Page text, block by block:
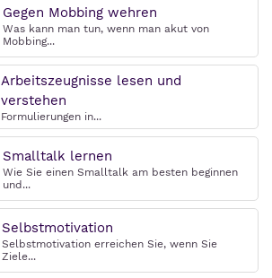
Gegen Mobbing wehren
Was kann man tun, wenn man akut von
Mobbing...
Arbeitszeugnisse lesen und
verstehen
Formulierungen in...
Smalltalk lernen
Wie Sie einen Smalltalk am besten beginnen
und...
Selbstmotivation
Selbstmotivation erreichen Sie, wenn Sie
Ziele...